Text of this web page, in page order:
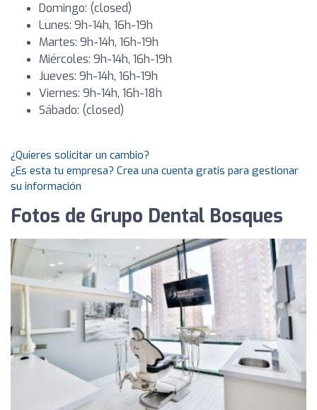
Domingo: (closed)
Lunes: 9h-14h, 16h-19h
Martes: 9h-14h, 16h-19h
Miércoles: 9h-14h, 16h-19h
Jueves: 9h-14h, 16h-19h
Viernes: 9h-14h, 16h-18h
Sábado: (closed)
¿Quieres solicitar un cambio?
¿Es esta tu empresa? Crea una cuenta gratis para gestionar
su información
Fotos de Grupo Dental Bosques